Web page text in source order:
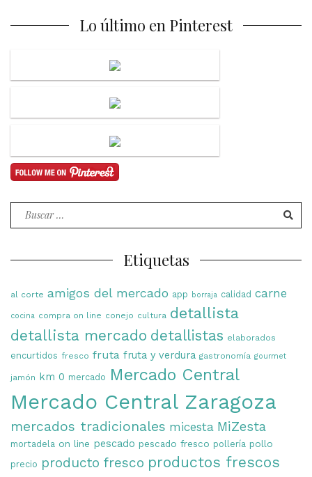
Lo último en Pinterest
Buscar
Etiquetas
al corte amigos del mercado app borraja calidad carne
cocina compra on line conejo cultura detallista
detallista mercado detallistas elaborados
encurtidos fresco fruta fruta y verdura gastronomía gourmet
jamón km 0 mercado Mercado Central
Mercado Central Zaragoza
mercados tradicionales micesta MiZesta
mortadela on line pescado pescado fresco pollería pollo
precio producto fresco productos frescos